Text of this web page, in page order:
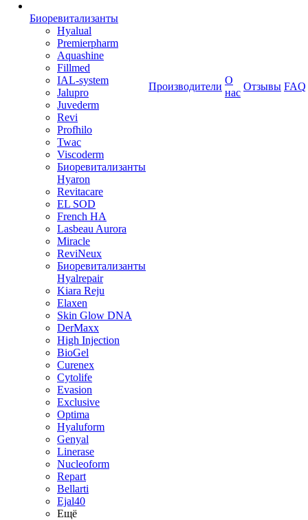
Биоревитализанты
Hyalual
Premierpharm
Aquashine
Fillmed
IAL-system
Jalupro
Juvederm
Revi
Profhilo
Twac
Viscoderm
Биоревитализанты
Hyaron
Revitacare
EL SOD
French HA
Lasbeau Aurora
Miracle
ReviNeux
Биоревитализанты
Hyalrepair
Kiara Reju
Elaxen
Skin Glow DNA
DerMaxx
High Injection
BioGel
Curenex
Cytolife
Evasion
Exclusive
Optima
Hyaluform
Genyal
Linerase
Nucleoform
Repart
Bellarti
Ejal40
Ещё
Производители
О
нас
Отзывы FAQ